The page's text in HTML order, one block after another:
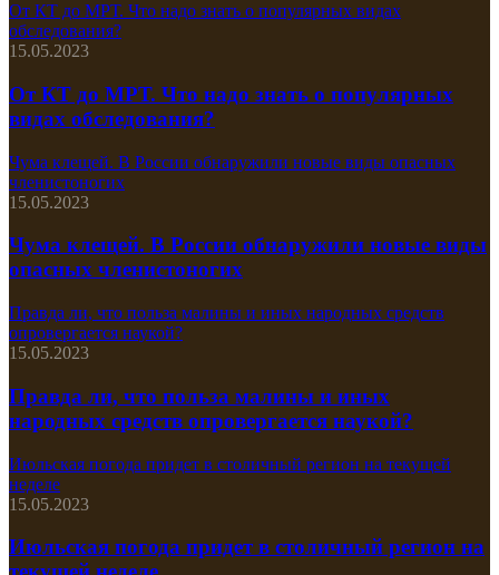
От КТ до МРТ. Что надо знать о популярных видах
обследования?
15.05.2023
От КТ до МРТ. Что надо знать о популярных
видах обследования?
Чума клещей. В России обнаружили новые виды опасных
членистоногих
15.05.2023
Чума клещей. В России обнаружили новые виды
опасных членистоногих
Правда ли, что польза малины и иных народных средств
опровергается наукой?
15.05.2023
Правда ли, что польза малины и иных
народных средств опровергается наукой?
Июльская погода придет в столичный регион на текущей
неделе
15.05.2023
Июльская погода придет в столичный регион на